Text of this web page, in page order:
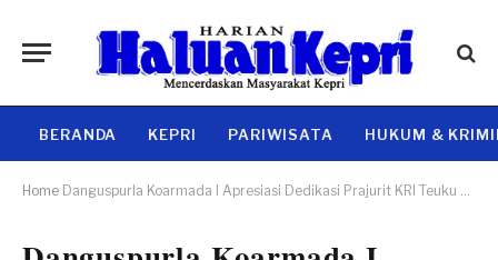
BERANDA KEPRI PARIWISATA HUKUM &
Home Danguspurla Koarmada I Apresiasi Dedikasi Prajurit KRI Teuku Umar-385, Temuan Serpihan Peralatan Berteknologi Tinggi di Perairan Natuna Utara